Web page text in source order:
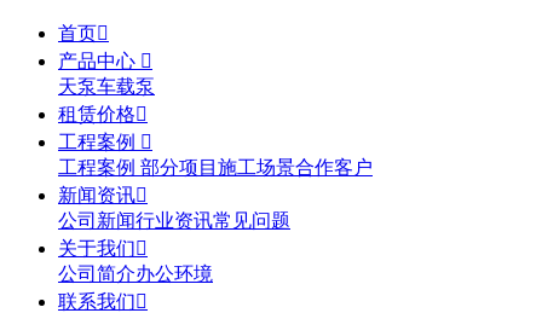
首页
产品中心 
天泵车载泵
租赁价格
工程案例 
工程案例 部分项目施工场景合作客户
新闻资讯
公司新闻行业资讯常见问题
关于我们
公司简介办公环境
联系我们